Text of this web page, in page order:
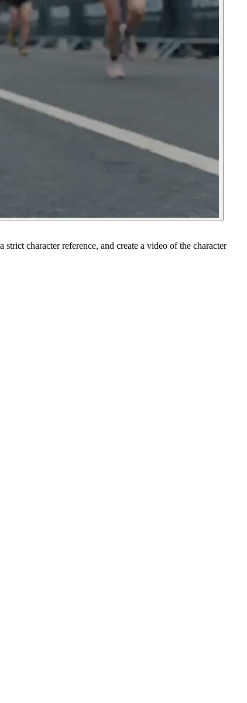
character reference, and create a video of the character